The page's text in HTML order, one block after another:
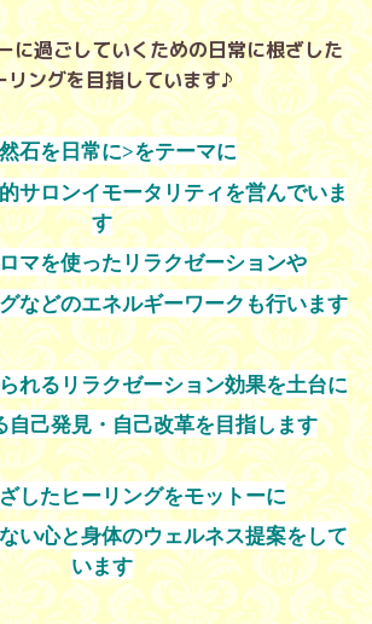
に過ごしていくための日常に根ざした
リングを目指しています♪
石を日常に>をテーマに
サロンイモータリティを営んでいま
す
マを使ったリラクゼーションや
などのエネルギーワークも行います
れるリラクゼーション効果を土台に
自己発見・自己改革を目指します
したヒーリングをモットーに
い心と身体のウェルネス提案をして
います